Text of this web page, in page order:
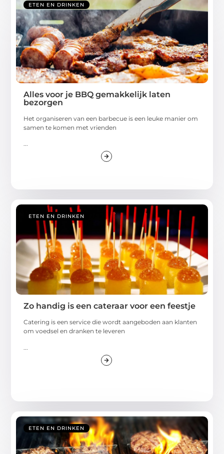
ETEN EN DRINKEN
Alles voor je BBQ gemakkelijk laten
bezorgen
Het organiseren van een barbecue is een leuke manier om
samen te komen met vrienden
...
ETEN EN DRINKEN
Zo handig is een cateraar voor een feestje
Catering is een service die wordt aangeboden aan klanten
om voedsel en dranken te leveren
ETEN EN DRINKEN